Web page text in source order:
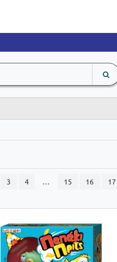
search
input
3 4 … 15 16 17